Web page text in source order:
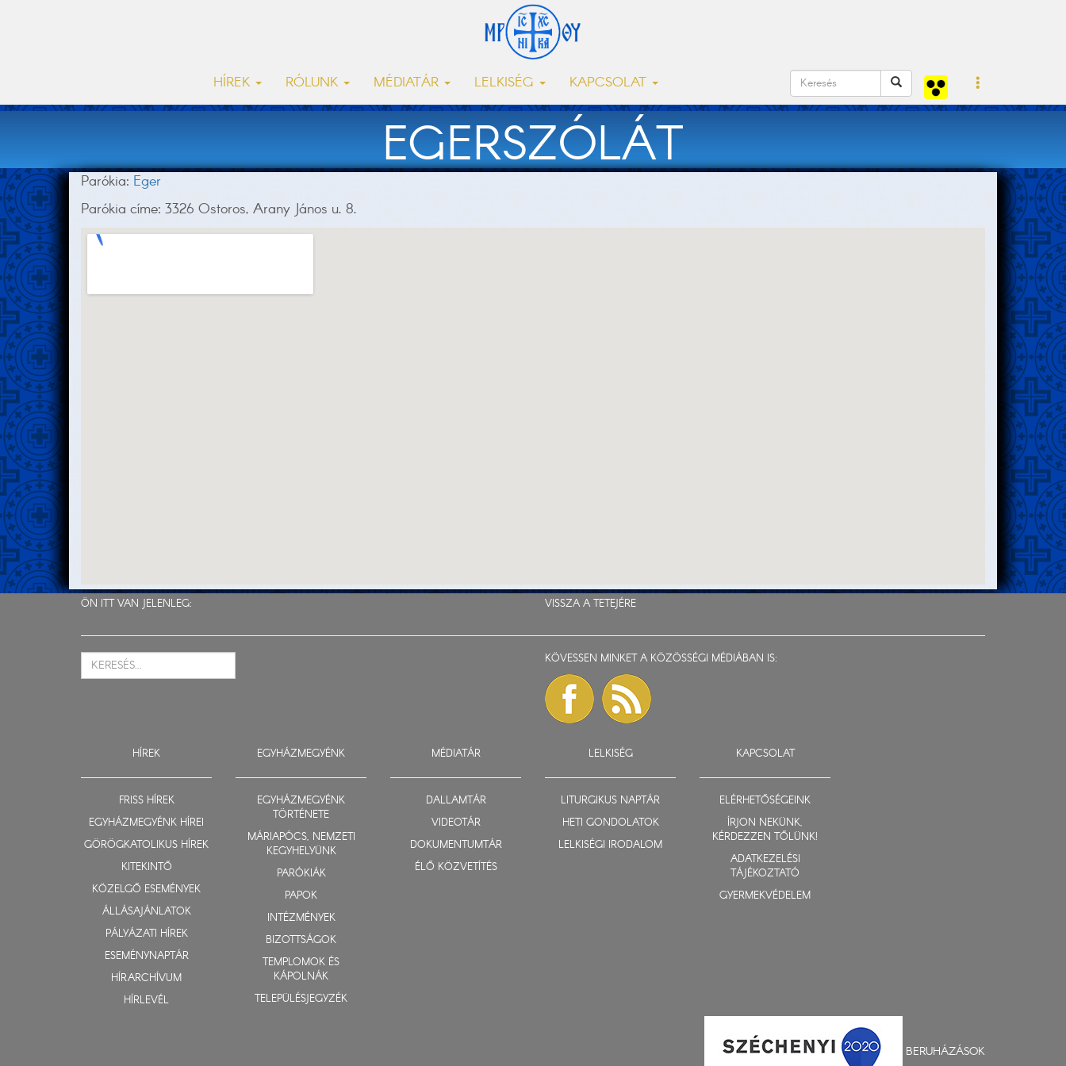
HÍREK RÓLUNK MÉDIATÁR LELKISÉG KAPCSOLAT
EGERSZÓLÁT
Parókia: Eger
Parókia címe: 3326 Ostoros, Arany János u. 8.
ÖN ITT VAN JELENLEG: VISSZA A TETEJÉRE
KÖVESSEN MINKET A KÖZÖSSÉGI MÉDIÁBAN IS:
HÍREK
FRISS HÍREK
EGYHÁZMEGYÉNK HÍREI
GÖRÖGKATOLIKUS HÍREK
KITEKINTŐ
KÖZELGŐ ESEMÉNYEK
ÁLLÁSAJÁNLATOK
PÁLYÁZATI HÍREK
ESEMÉNYNAPTÁR
HÍRARCHÍVUM
HÍRLEVÉL
EGYHÁZMEGYÉNK
EGYHÁZMEGYÉNK
TÖRTÉNETE
MÁRIAPÓCS, NEMZETI
KEGYHELYÜNK
PARÓKIÁK
PAPOK
INTÉZMÉNYEK
BIZOTTSÁGOK
TEMPLOMOK ÉS
KÁPOLNÁK
TELEPÜLÉSJEGYZÉK
MÉDIATÁR
DALLAMTÁR
VIDEOTÁR
DOKUMENTUMTÁR
ÉLŐ KÖZVETÍTÉS
LELKISÉG
LITURGIKUS NAPTÁR
HETI GONDOLATOK
LELKISÉGI IRODALOM
KAPCSOLAT
ELÉRHETŐSÉGEINK
ÍRJON NEKÜNK,
KÉRDEZZEN TŐLÜNK!
ADATKEZELÉSI
TÁJÉKOZTATÓ
GYERMEKVÉDELEM
BERUHÁZÁSOK